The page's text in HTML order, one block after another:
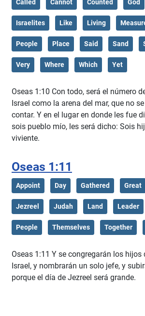
Called Cannot Counted God
Israelites Like Living
People Place Said Sand
Very Where Which Yet
Oseas 1:10 Con todo, será el número
Israel como la arena del mar, que no
contar. Y en el lugar en donde les fue
sois pueblo mío, les será dicho: Sois
viviente.
Oseas 1:11
Appoint Day Gathered Great
Jezreel Judah Land Leader
People Themselves Together
Oseas 1:11 Y se congregarán los hijos
Israel, y nombrarán un solo jefe, y
porque el día de Jezreel será grande.